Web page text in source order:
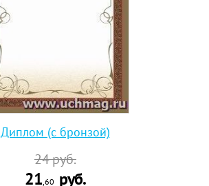
Диплом (с бронзой)
24руб.
21,60 руб.